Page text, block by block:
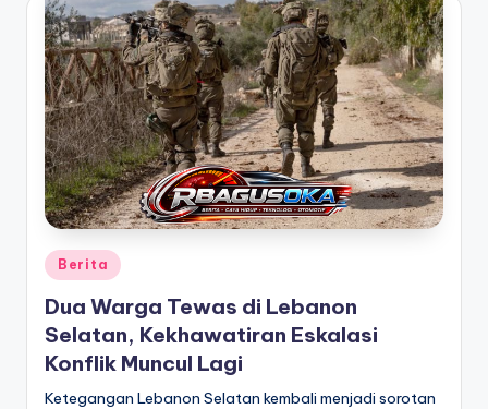
Posted
in
Berita
Dua Warga Tewas di Lebanon
Selatan, Kekhawatiran Eskalasi
Konflik Muncul Lagi
Ketegangan Lebanon Selatan kembali menjadi sorotan